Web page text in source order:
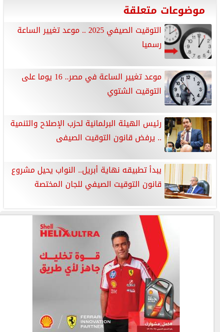
موضوعات متعلقة
التوقيت الصيفي 2025 .. موعد تغيير الساعة
رسميا
موعد تغيير الساعة في مصر.. 16 يوما على
التوقيت الشتوي
رئيس الهيئة البرلمانية لحزب الإصلاح والتنمية
.. يرفض قانون التوقيت الصيفى
يبدأ تطبيقه نهاية أبريل.. النواب يحيل مشروع
قانون التوقيت الصيفي للجان المختصة